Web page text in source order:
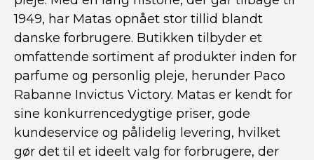
1949, har Matas opnået stor tillid blandt
danske forbrugere. Butikken tilbyder et
omfattende sortiment af produkter inden for
parfume og personlig pleje, herunder Paco
Rabanne Invictus Victory. Matas er kendt for
sine konkurrencedygtige priser, gode
kundeservice og pålidelig levering, hvilket
gør det til et ideelt valg for forbrugere, der